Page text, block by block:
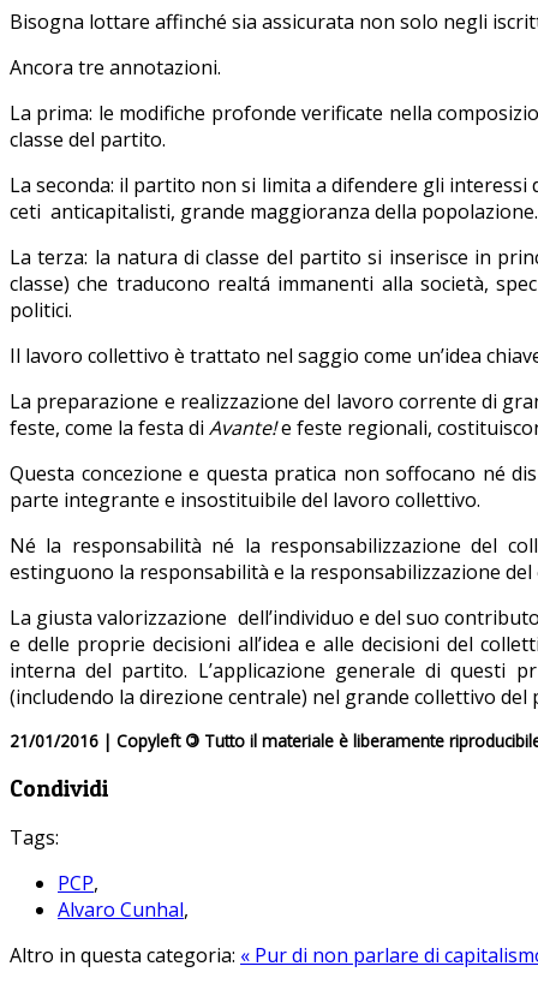
Bisogna lottare affinché sia assicurata non solo negli
Ancora tre annotazioni.
La prima: le modifiche profonde verificate nella
classe del partito.
La seconda: il partito non si limita a difendere gli
ceti anticapitalisti, grande maggioranza della popolazione.
La terza: la natura di classe del partito si inserisce in
classe) che traducono realtá immanenti alla società,
politici.
Il lavoro collettivo è trattato nel saggio come un’idea
La preparazione e realizzazione del lavoro corrente di
feste, come la festa di Avante!e feste regionali,
Questa concezione e questa pratica non soffocano né
parte integrante e insostituibile del lavoro collettivo.
Né la responsabilità né la responsabilizzazione del
estinguono la responsabilità e la responsabilizzazione del
La giusta valorizzazione dell’individuo e del suo
e delle proprie decisioni all’idea e alle decisioni del
interna del partito. L’applicazione generale di questi
(includendo la direzione centrale) nel grande collettivo del
21/01/2016 | Copyleft © Tutto il materiale è liberamente
Condividi
Tags:
PCP,
Alvaro Cunhal,
Altro in questa categoria: « Pur di non parlare di